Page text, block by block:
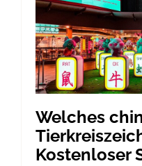
Welches
Kostenloser